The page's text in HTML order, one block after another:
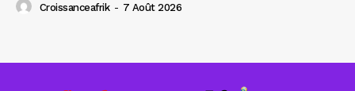
Croissanceafrik - 7 Août 2026